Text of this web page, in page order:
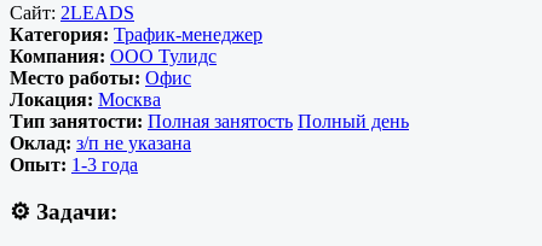
Сайт: 2LEADS
Категория: Трафик-менеджер
Компания: ООО Тулидс
Место работы: Офис
Локация: Москва
Тип занятости: Полная занятость Полный день
Оклад: з/п не указана
Опыт: 1-3 года
⚙️ Задачи: